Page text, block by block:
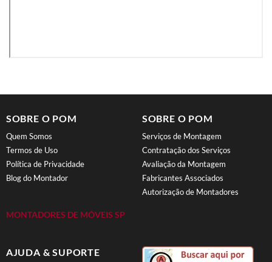
SOBRE O POM
Quem Somos
Termos de Uso
Política de Privacidade
Blog do Montador
MONTADORES DE MÓVEIS SP
SOBRE O POM
Serviços de Montagem
Contratação dos Serviços
Avaliação da Montagem
Fabricantes Associados
Autorização de Montadores
AJUDA & SUPORTE